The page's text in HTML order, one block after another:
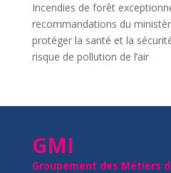
Incendies de forêt
recommandations du
protéger la santé et la
risque de pollution de l’air
GMI
Groupement des Métiers